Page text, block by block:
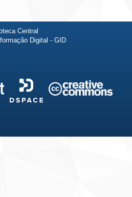
Central
Digital - GID